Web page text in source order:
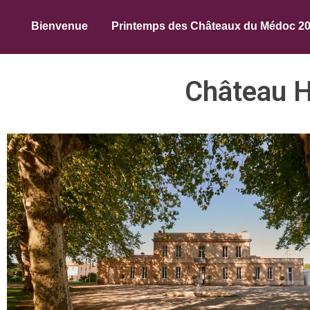
Bienvenue Printemps des Châteaux du Médoc
Château